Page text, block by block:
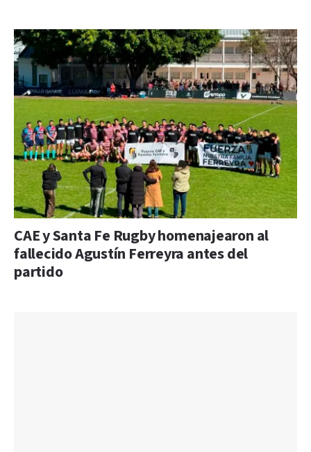
CAE y Santa Fe Rugby homenajearon al
fallecido Agustín Ferreyra antes del
partido